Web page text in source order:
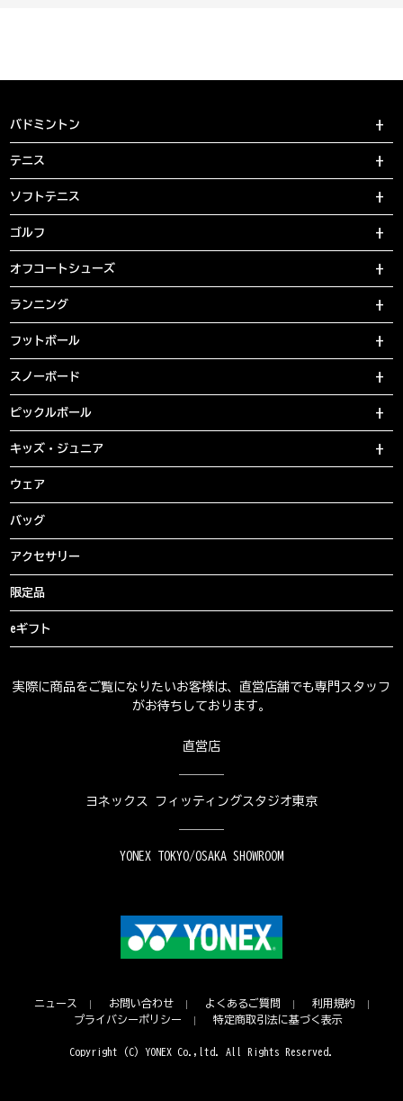
バドミントン
テニス
ソフトテニス
ゴルフ
オフコートシューズ
ランニング
フットボール
スノーボード
ピックルボール
キッズ・ジュニア
ウェア
バッグ
アクセサリー
限定品
eギフト
実際に商品をご覧になりたいお客様は、直営店舗でも専門スタッフ
がお待ちしております。
直営店
ヨネックス フィッティングスタジオ東京
YONEX TOKYO/OSAKA SHOWROOM
ニュース お問い合わせ よくあるご質問
利用規約
プライバシーポリシー
特定商取引法に基づく表示
Copyright (C) YONEX Co.,ltd. All Rights Reserved.